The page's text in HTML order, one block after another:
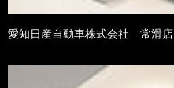
愛知日産自動車株式会社 常滑店